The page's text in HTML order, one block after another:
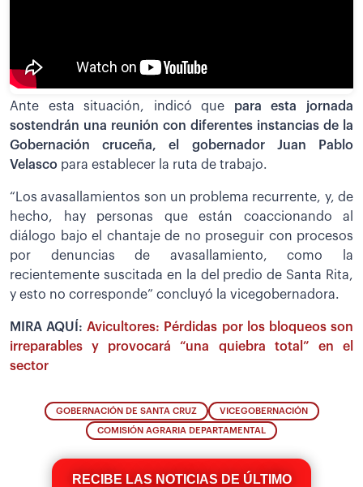
Ante esta situación, indicó que para esta jornada
sostendrán una reunión con diferentes instancias de la
Gobernación cruceña, el gobernador Juan Pablo
Velasco para establecer la ruta de trabajo.
“Los avasallamientos son un problema recurrente, y, de
hecho, hay personas que están coaccionando al
diálogo bajo el chantaje de no proseguir con procesos
por denuncias de avasallamiento, como la
recientemente suscitada en la del predio de Santa Rita,
y esto no corresponde” concluyó la vicegobernadora.
MIRA AQUÍ: Avicultores: Pérdidas por los bloqueos son
irreparables y provocará “una quiebra total” en el
sector
GOBERNACIÓN DE SANTA CRUZ VICEGOBERNACIÓN
COMISIÓN AGRARIA DEPARTAMENTAL
RECIBE LAS NOTICIAS DE ÚLTIMO